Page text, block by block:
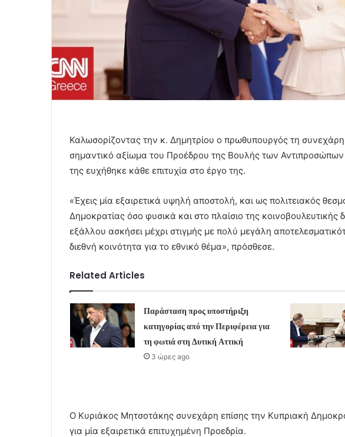
Καλωσορίζοντας την κ. Δημητρίου ο πρωθυπουργός τη
σημαντικό αξίωμα του Προέδρου της Βουλής των
της ευχήθηκε κάθε επιτυχία στο έργο της.
«Έχεις μία εξαιρετικά υψηλή αποστολή, και ως πολιτειακός
Δημοκρατίας όσο φυσικά και στο πλαίσιο της κοινοβουλευτικής
εξάλλου ασκήσει μέχρι στιγμής με πολύ μεγάλη
διεθνή κοινότητα για το εθνικό θέμα», πρόσθεσε.
Related Articles
Παράσταση προς υποστήριξη
κατηγορίας από την Περιφέρεια για
τη φωτιά στη Δυτική Αττική
3 ώρες ago
Ο Κυριάκος Μητσοτάκης συνεχάρη επίσης την Κυπριακή
για μία εξαιρετικά επιτυχημένη Προεδρία.